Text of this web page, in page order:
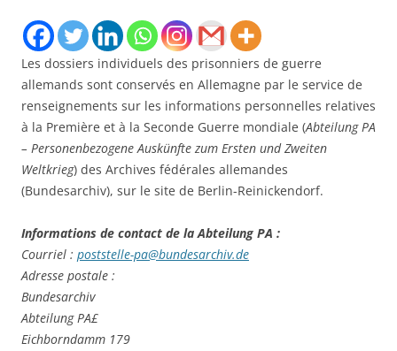
Les dossiers individuels des prisonniers de guerre
allemands sont conservés en Allemagne par le service de
renseignements sur les informations personnelles relatives
à la Première et à la Seconde Guerre mondiale (Abteilung PA
– Personenbezogene Auskünfte zum Ersten und Zweiten
Weltkrieg) des Archives fédérales allemandes
(Bundesarchiv), sur le site de Berlin-Reinickendorf.
Informations de contact de la Abteilung PA :
Courriel : poststelle-pa@bundesarchiv.de
Adresse postale :
Bundesarchiv
Abteilung PA£
Eichborndamm 179